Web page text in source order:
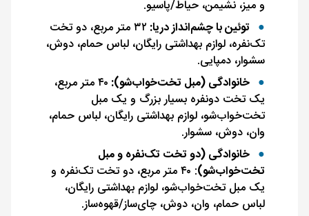
و میز، نشیمن، حیاط/پاسیو.
توئین با چشم‌انداز دریا:
۳۲ متر مربع، دو تخت
تک‌نفره، لوازم بهداشتی رایگان، لباس حمام، دوش،
سشوار، دمپایی.
خانوادگی (مبل تخت‌خواب‌شو):
۴۰ متر مربع،
یک تخت دونفره بسیار بزرگ و یک مبل
تخت‌خواب‌شو، لوازم بهداشتی رایگان، لباس حمام،
وان، دوش، سشوار.
خانوادگی (دو تخت تک‌نفره و مبل
تخت‌خواب‌شو)
: ۴۰ متر مربع، دو تخت تک‌نفره و
یک مبل تخت‌خواب‌شو، لوازم بهداشتی رایگان،
لباس حمام، وان، دوش، چای‌ساز/قهوه‌ساز.